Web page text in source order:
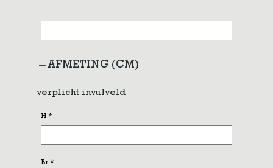
AFMETING (CM)
verplicht invulveld
H *
Br *